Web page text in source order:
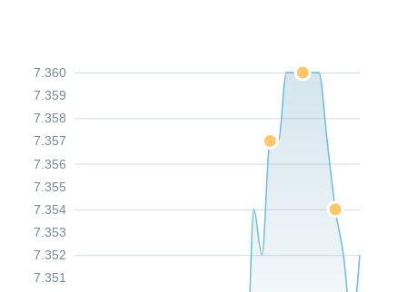
7.351
7.352
7.353
7.354
7.355
7.356
7.357
7.358
7.359
7.360